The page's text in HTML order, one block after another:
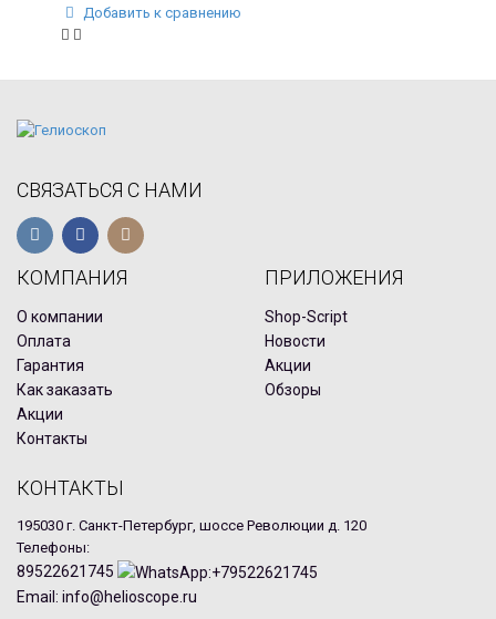
Добавить к сравнению
СВЯЗАТЬСЯ С НАМИ
КОМПАНИЯ
О компании
Оплата
Гарантия
Как заказать
Акции
Контакты
ПРИЛОЖЕНИЯ
Shop-Script
Новости
Акции
Обзоры
КОНТАКТЫ
195030 г. Санкт-Петербург, шоссе Революции д. 120
Телефоны:
89522621745
Email: info@helioscope.ru